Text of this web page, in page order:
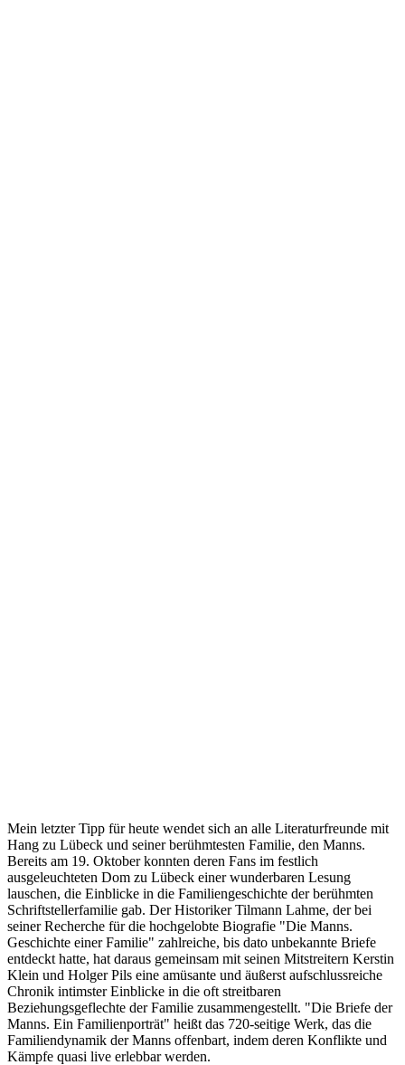
Mein letzter Tipp für heute wendet sich an alle Literaturfreunde mit
Hang zu Lübeck und seiner berühmtesten Familie, den Manns.
Bereits am 19. Oktober konnten deren Fans im festlich
ausgeleuchteten Dom zu Lübeck einer wunderbaren Lesung
lauschen, die Einblicke in die Familiengeschichte der berühmten
Schriftstellerfamilie gab. Der Historiker Tilmann Lahme, der bei
seiner Recherche für die hochgelobte Biografie "Die Manns.
Geschichte einer Familie" zahlreiche, bis dato unbekannte Briefe
entdeckt hatte, hat daraus gemeinsam mit seinen Mitstreitern Kerstin
Klein und Holger Pils eine amüsante und äußerst aufschlussreiche
Chronik intimster Einblicke in die oft streitbaren
Beziehungsgeflechte der Familie zusammengestellt. "Die Briefe der
Manns. Ein Familienporträt" heißt das 720-seitige Werk, das die
Familiendynamik der Manns offenbart, indem deren Konflikte und
Kämpfe quasi live erlebbar werden.